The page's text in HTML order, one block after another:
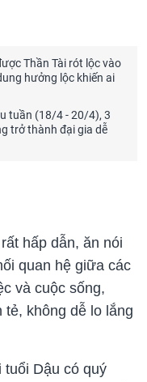
Thần Tài rót lộc vào
hưởng lộc khiến ai
tuần (18/4 - 20/4), 3
trở thành đại gia dễ
hấp dẫn, ăn nói
quan hệ giữa các
và cuộc sống,
không dễ lo lắng
Dậu có quý